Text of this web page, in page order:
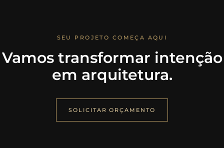
SEU PROJETO COMEÇA AQUI
Vamos transformar intenção
em arquitetura.
SOLICITAR ORÇAMENTO